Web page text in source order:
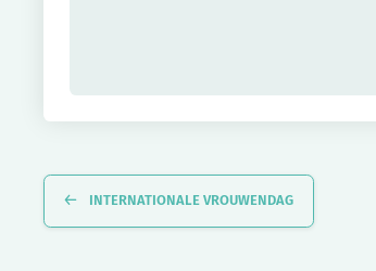
Navigatie
INTERNATIONALE VROUWENDAG